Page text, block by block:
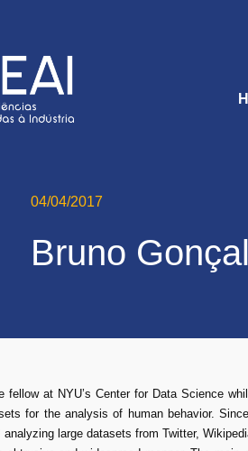
04/04/2017
Bruno
fellow at NYU’s Center for Data Science
for the analysis of human behavior.
large datasets from Twitter,